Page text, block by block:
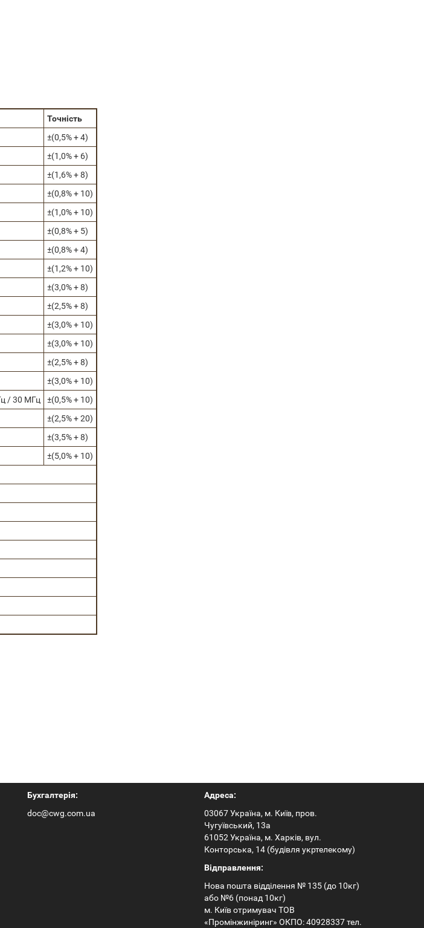
Точність
±(0,5% + 4)
±(1,0% + 6)
±(1,6% + 8)
±(0,8% + 10)
±(1,0% + 10)
±(0,8% + 5)
±(0,8% + 4)
±(1,2% + 10)
±(3,0% + 8)
±(2,5% + 8)
±(3,0% + 10)
±(3,0% + 10)
±(2,5% + 8)
±(3,0% + 10)
/ 30 МГц ±(0,5% + 10)
±(2,5% + 20)
±(3,5% + 8)
±(5,0% + 10)
Бухгалтерія:
doc@cwg.com.ua
Адреса:
03067 Україна, м. Київ, пров.
Чугуївський, 13а
61052 Україна, м. Харків, вул.
Конторська, 14 (будівля укртелекому)
Відправлення:
Нова пошта відділення № 135 (до 10кг)
або №6 (понад 10кг)
м. Київ отримувач ТОВ
«Промінжиніринг» ОКПО: 40928337 тел.